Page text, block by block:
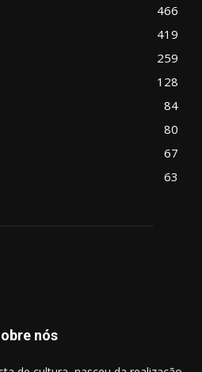
466
419
259
128
84
80
67
63
nós